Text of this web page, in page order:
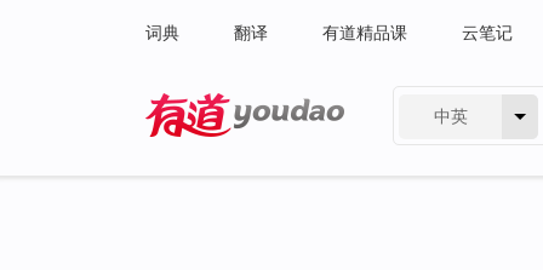
词典 翻译 有道精品课 云笔记
中英